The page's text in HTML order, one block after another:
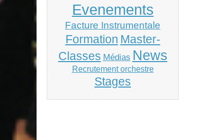
Evenements
Facture Instrumentale
Formation Master-
Classes Médias News
Recrutement orchestre
Stages